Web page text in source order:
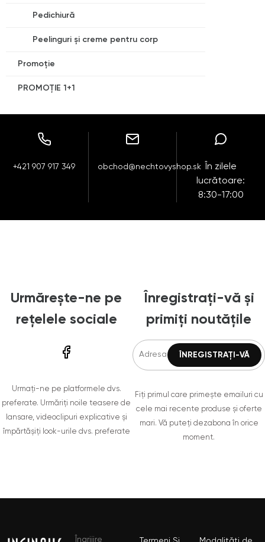
Pedichiură
Peelinguri și creme pentru corp
Promoție
PROMOȚIE 1+1
+421 907 917 349 obchod@nechtovyshop.sk
În zilele
lucrătoare:
8:30-17:00
Urmărește-ne pe
rețelele sociale
Urmați-ne pe platformele dvs.
preferate. Urmăriți noile teasere de
lansare, videoclipuri explicative și
împărtășiți look-urile dvs. preferate
Înregistrați-vă și
primiți noutățile
Fiți primul care primește emailuri cu
cele mai recente produse și oferte
mari. Vă puteți dezabona în orice
moment.
Îngrijire